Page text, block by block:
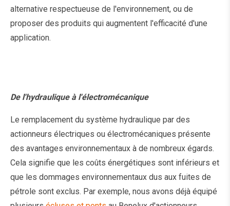
alternative respectueuse de l'environnement, ou de
proposer des produits qui augmentent l'efficacité d'une
application.
De l'hydraulique à l'électromécanique
Le remplacement du système hydraulique par des
actionneurs électriques ou électromécaniques présente
des avantages environnementaux à de nombreux égards.
Cela signifie que les coûts énergétiques sont inférieurs et
que les dommages environnementaux dus aux fuites de
pétrole sont exclus. Par exemple, nous avons déjà équipé